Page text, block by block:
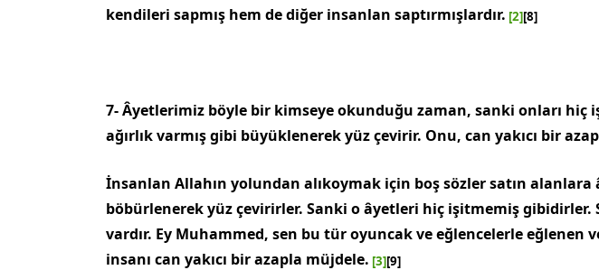
kendileri sapmış hem de diğer insanlan saptırmışlardır. [2][8]
7- Âyetlerimiz böyle bir kimseye okunduğu zaman, sanki onları
ağırlık varmış gibi büyüklenerek yüz çe­virir. Onu, can yakıcı bir
İnsanlan Allahın yolundan alıkoymak için boş sözler satın
böbürlenerek yüz çevirirler. Sanki o âyetleri hiç işitmemiş gibidirler.
vardır. Ey Muhammed, sen bu tür oyuncak ve eğlencelerle eğlenen
in­sanı can yakıcı bir azapla müjdele. [3][9]